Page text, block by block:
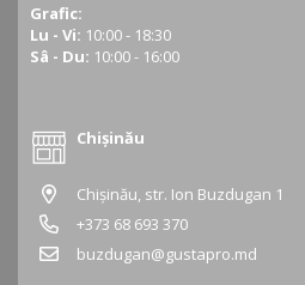
Grafic:
Lu - Vi: 10:00 - 18:30
Sâ - Du: 10:00 - 16:00
Chișinău
Chișinău, str. Ion Buzdugan 1
+373 68 693 370
buzdugan@gustapro.md